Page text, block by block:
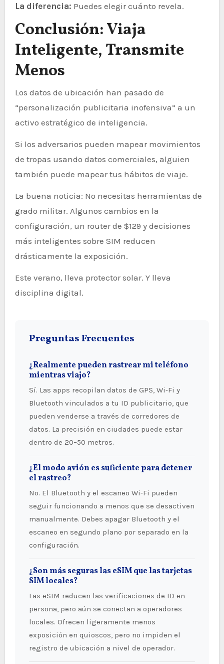
La diferencia: Puedes elegir cuánto revela.
Conclusión: Viaja
Inteligente, Transmite
Menos
Los datos de ubicación han pasado de
“personalización publicitaria inofensiva” a un
activo estratégico de inteligencia.
Si los adversarios pueden mapear movimientos
de tropas usando datos comerciales, alguien
también puede mapear tus hábitos de viaje.
La buena noticia: No necesitas herramientas de
grado militar. Algunos cambios en la
configuración, un router de $129 y decisiones
más inteligentes sobre SIM reducen
drásticamente la exposición.
Este verano, lleva protector solar. Y lleva
disciplina digital.
Preguntas Frecuentes
¿Realmente pueden rastrear mi teléfono
mientras viajo?
Sí. Las apps recopilan datos de GPS, Wi‑Fi y
Bluetooth vinculados a tu ID publicitario, que
pueden venderse a través de corredores de
datos. La precisión en ciudades puede estar
dentro de 20–50 metros.
¿El modo avión es suficiente para detener
el rastreo?
No. El Bluetooth y el escaneo Wi‑Fi pueden
seguir funcionando a menos que se desactiven
manualmente. Debes apagar Bluetooth y el
escaneo en segundo plano por separado en la
configuración.
¿Son más seguras las eSIM que las tarjetas
SIM locales?
Las eSIM reducen las verificaciones de ID en
persona, pero aún se conectan a operadores
locales. Ofrecen ligeramente menos
exposición en quioscos, pero no impiden el
registro de ubicación a nivel de operador.